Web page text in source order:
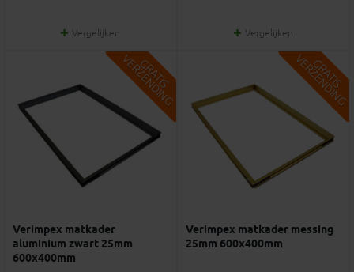
Vergelijken Vergelijken
G
R
A
T
I
S
V
E
R
Z
E
N
D
I
N
G
Verimpex matkader
aluminium zwart 25mm
600x400mm
G
R
A
T
I
S
V
E
R
Z
E
N
D
I
N
G
Verimpex matkader messing
25mm 600x400mm